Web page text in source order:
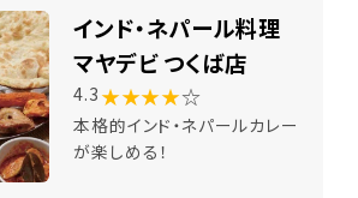
インド・ネパール料理
マヤデビ つくば店
4.3 ★★★★☆
本格的インド・ネパールカレー
が楽しめる！